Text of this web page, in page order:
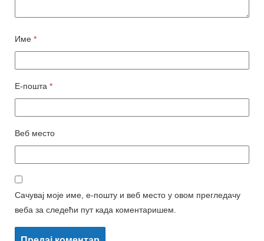
Име *
Е-пошта *
Веб место
Сачувај моје име, е-пошту и веб место у овом прегледачу
веба за следећи пут када коментаришем.